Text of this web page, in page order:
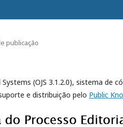
publicação
(OJS 3.1.2.0), sistema de
e distribuição pelo Public